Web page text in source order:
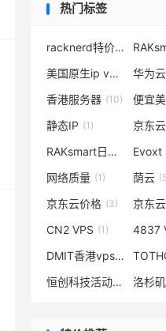
热门标签
racknerd特价vps (1)
美国原生ip vps (2)华为
香港服务器 (10)
静态IP (1)
RAKsmart日本大带宽 (1)
Evoxt
网络质量 (1) 荫云
京东云价格 (3) 京东云
CN2 VPS (1) 4837
DMIT香港vps
(1)
恒创科技活动
(1)